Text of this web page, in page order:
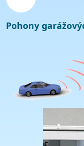
Pohony